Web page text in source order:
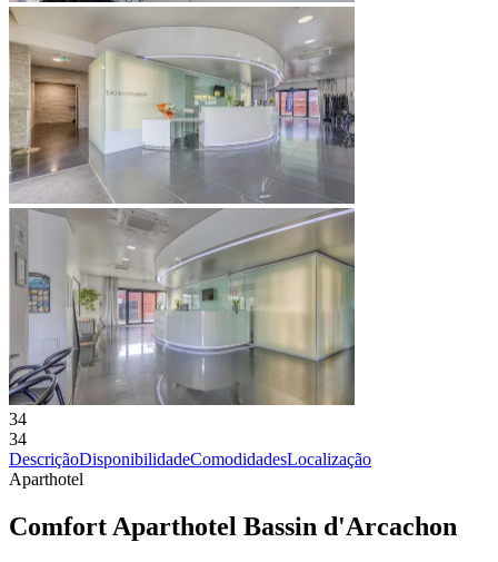
34
34
DescriçãoDisponibilidadeComodidadesLocalização
Aparthotel
Comfort Aparthotel Bassin d'Arcachon